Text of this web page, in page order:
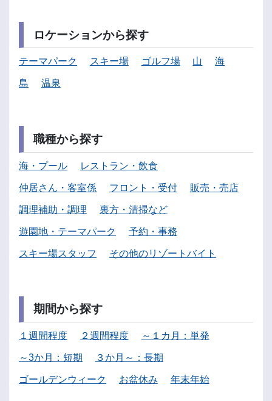
ロケーションから探す
テーマパーク スキー場 ゴルフ場 山 海
島 温泉
職種から探す
海・プール レストラン・飲食
仲居さん・客室係 フロント・受付 販売・売店
調理補助・調理 裏方・清掃など
遊園地・テーマパーク 予約・事務
スキー場スタッフ その他のリゾートバイト
期間から探す
１週間程度 ２週間程度 ～１カ月：単発
～3か月：短期 ３か月～：長期
ゴールデンウィーク お盆休み 年末年始